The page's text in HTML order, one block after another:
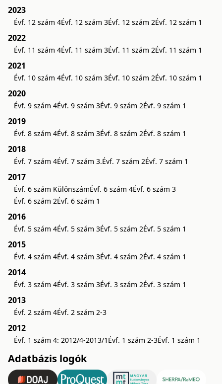
2023
Évf. 12 szám 4Évf. 12 szám 3Évf. 12 szám 2Évf. 12 szám 1
2022
Évf. 11 szám 4Évf. 11 szám 3Évf. 11 szám 2Évf. 11 szám 1
2021
Évf. 10 szám 4Évf. 10 szám 3Évf. 10 szám 2Évf. 10 szám 1
2020
Évf. 9 szám 4Évf. 9 szám 3Évf. 9 szám 2Évf. 9 szám 1
2019
Évf. 8 szám 4Évf. 8 szám 3Évf. 8 szám 2Évf. 8 szám 1
2018
Évf. 7 szám 4Évf. 7 szám 3.Évf. 7 szám 2Évf. 7 szám 1
2017
Évf. 6 szám KülönszámÉvf. 6 szám 4Évf. 6 szám 3
Évf. 6 szám 2Évf. 6 szám 1
2016
Évf. 5 szám 4Évf. 5 szám 3Évf. 5 szám 2Évf. 5 szám 1
2015
Évf. 4 szám 4Évf. 4 szám 3Évf. 4 szám 2Évf. 4 szám 1
2014
Évf. 3 szám 4Évf. 3 szám 3Évf. 3 szám 2Évf. 3 szám 1
2013
Évf. 2 szám 4Évf. 2 szám 2-3
2012
Évf. 1 szám 4: 2012/4-2013/1 Évf. 1 szám 2-3Évf. 1 szám 1
Adatbázis logók